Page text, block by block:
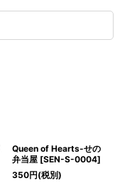
Queen of Hearts-せの
弁当屋 [SEN-S-0004]
350円(税別)